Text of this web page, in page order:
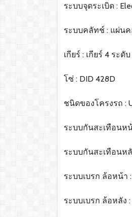
ระบบจุดระเบิด :
ระบบคลัทช์ : แผ่น
เกียร์ : เกียร์ 4 ระดับ
โซ่ : DID 428D
ชนิดของโครงรถ :
ระบบกันสะเทือนหน้
ระบบกันสะเทือนห
ระบบเบรก ล้อหน้า
ระบบเบรก ล้อหลัง